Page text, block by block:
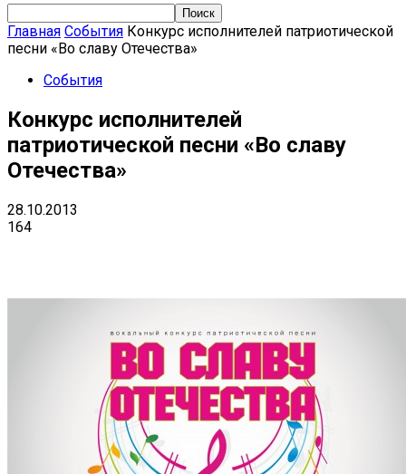
Главная События Конкурс исполнителей патриотической
песни «Во славу Отечества»
События
Конкурс исполнителей
патриотической песни «Во славу
Отечества»
28.10.2013
164